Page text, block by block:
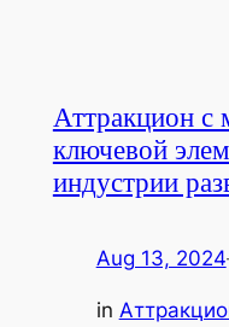
Аттракцион
ключевой
индустрии
Aug 13, 2024
in